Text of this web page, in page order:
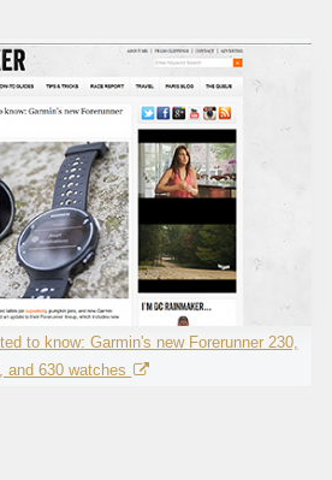
to know: Garmin's new Forerunner 230,
and 630 watches